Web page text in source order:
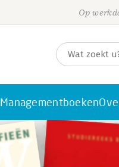
Op
Managementboeken